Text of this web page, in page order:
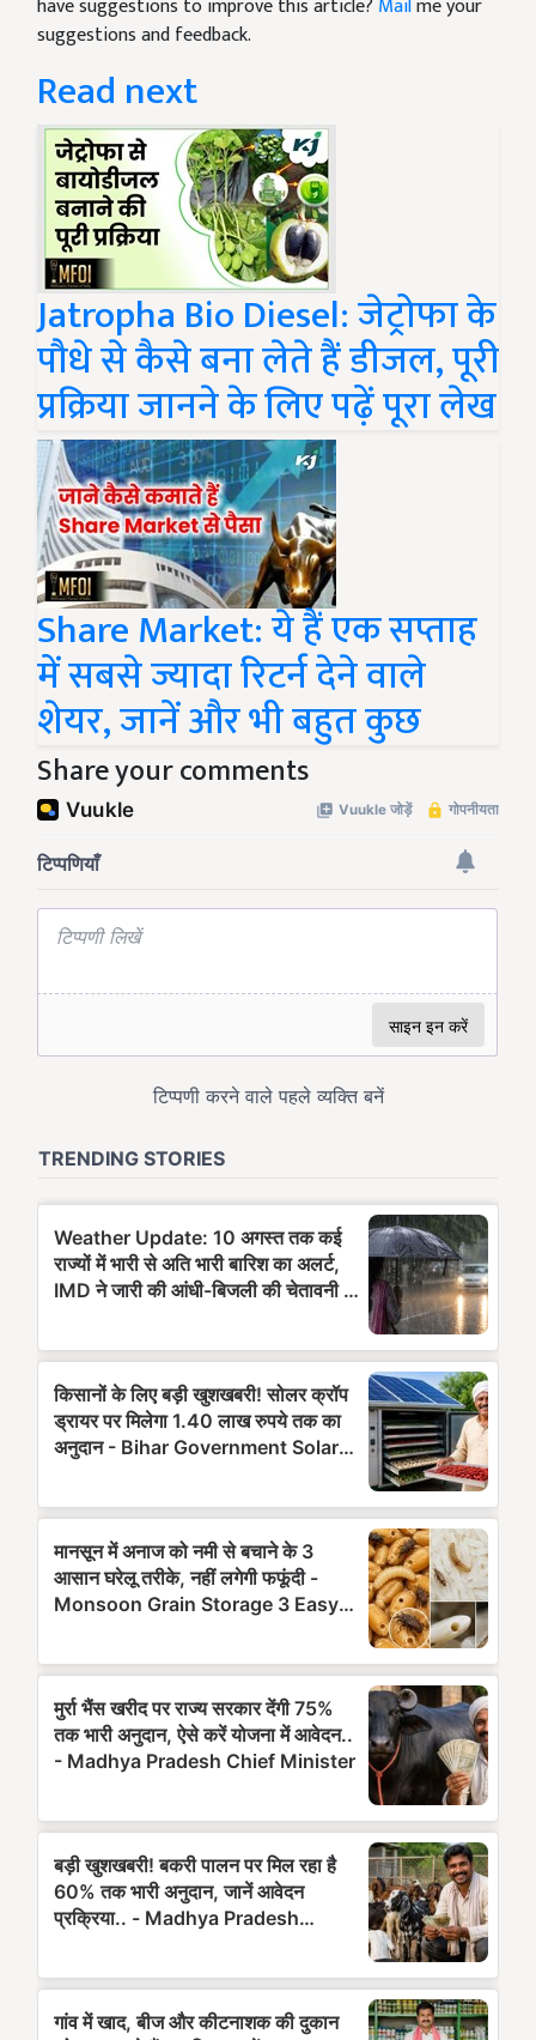
have suggestions to improve this article? Mailme your
suggestions and feedback.
Read next
Jatropha Bio Diesel: जेट्रोफा के
पौधे से कैसे बना लेते हैं डीजल, पूरी
प्रक्रिया जानने के लिए पढ़ें पूरा लेख
Share Market: ये हैं एक सप्ताह
में सबसे ज्यादा रिटर्न देने वाले
शेयर, जानें और भी बहुत कुछ
Share your comments